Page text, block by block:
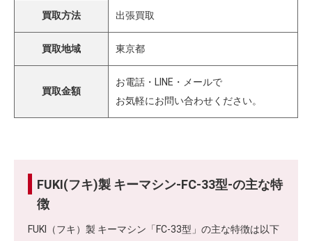
買取方法 出張買取
買取地域 東京都
買取金額
お電話・LINE・メールで
お気軽にお問い合わせください。
FUKI(フキ)製 キーマシン-FC-33型-の主な特
徴
FUKI（フキ）製 キーマシン「FC-33型」の主な特徴は以下